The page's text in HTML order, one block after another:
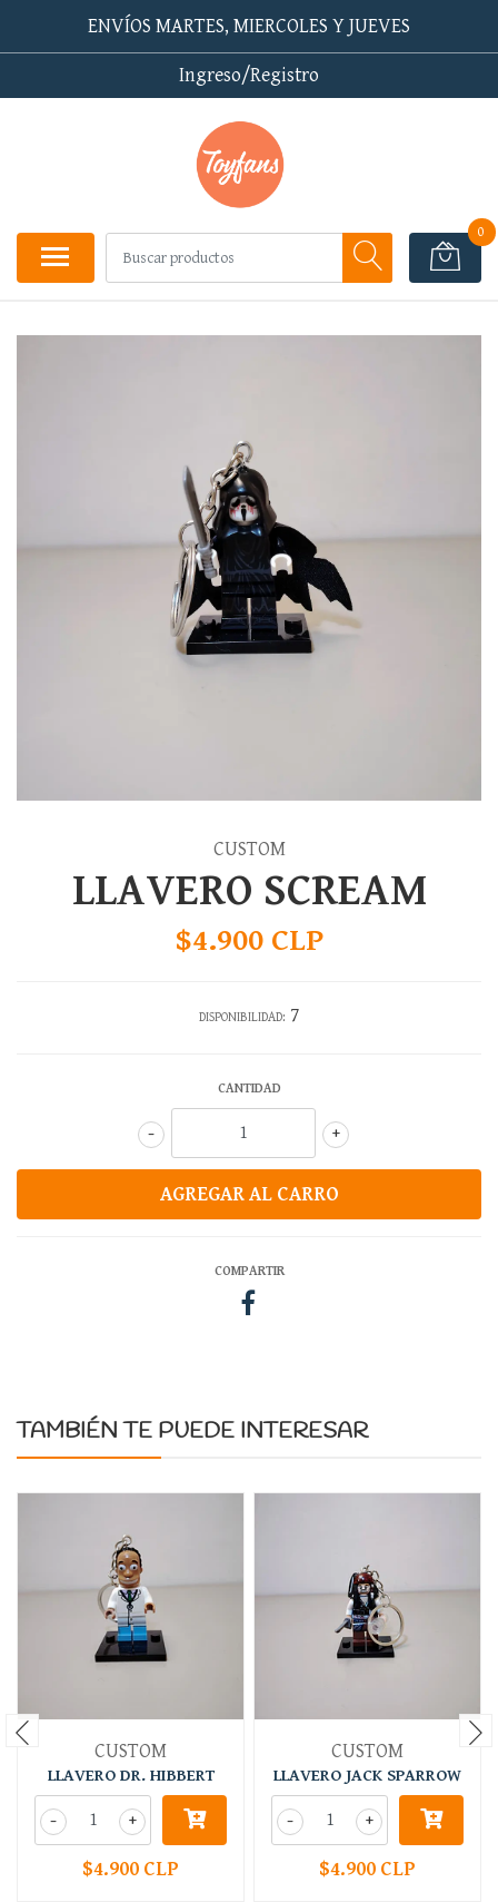
ENVÍOS MARTES, MIERCOLES Y JUEVES
Ingreso/Registro
0
CUSTOM
LLAVERO SCREAM
$4.900 CLP
DISPONIBILIDAD: 7
CANTIDAD
+
-
COMPARTIR
TAMBIÉN TE PUEDE INTERESAR
CUSTOM
LLAVERO DR. HIBBERT
+
-
$4.900 CLP
CUSTOM
LLAVERO JACK SPARROW
+
-
$4.900 CLP